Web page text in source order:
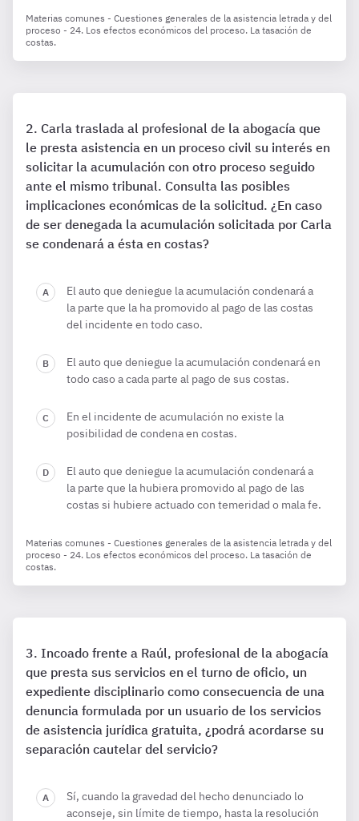
Materias comunes - Cuestiones generales de la asistencia letrada y del
proceso - 24. Los efectos económicos del proceso. La tasación de
costas.
Carla traslada al profesional de la abogacía que
le presta asistencia en un proceso civil su interés en
solicitar la acumulación con otro proceso seguido
ante el mismo tribunal. Consulta las posibles
implicaciones económicas de la solicitud. ¿En caso
de ser denegada la acumulación solicitada por Carla
se condenará a ésta en costas?
El auto que deniegue la acumulación condenará a
la parte que la ha promovido al pago de las costas
del incidente en todo caso.
El auto que deniegue la acumulación condenará en
todo caso a cada parte al pago de sus costas.
En el incidente de acumulación no existe la
posibilidad de condena en costas.
El auto que deniegue la acumulación condenará a
la parte que la hubiera promovido al pago de las
costas si hubiere actuado con temeridad o mala fe.
Materias comunes - Cuestiones generales de la asistencia letrada y del
proceso - 24. Los efectos económicos del proceso. La tasación de
costas.
Incoado frente a Raúl, profesional de la abogacía
que presta sus servicios en el turno de oficio, un
expediente disciplinario como consecuencia de una
denuncia formulada por un usuario de los servicios
de asistencia jurídica gratuita, ¿podrá acordarse su
separación cautelar del servicio?
Sí, cuando la gravedad del hecho denunciado lo
aconseje, sin límite de tiempo, hasta la resolución